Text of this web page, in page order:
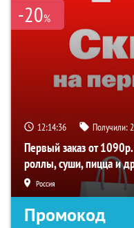
-20%
12:14:35 Получили:
Первый заказ от
роллы, суши, пицца и
Россия
Промокод